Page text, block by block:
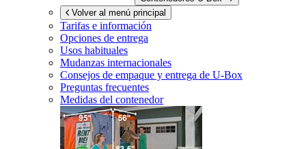
Volver al menú principal
Tarifas e información
Opciones de entrega
Usos habituales
Mudanzas internacionales
Consejos de empaque y entrega de U-Box
Preguntas frecuentes
Medidas del contenedor